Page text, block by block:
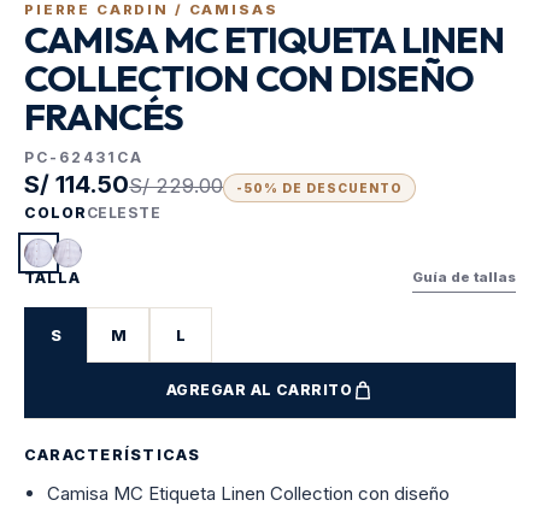
PIERRE CARDIN / CAMISAS
CAMISA MC ETIQUETA LINEN
COLLECTION CON DISEÑO
FRANCÉS
PC-62431CA
S/ 114.50S/ 229.00 - 50 % DE DESCUENTO
COLORCELESTE
TALLA Guía de tallas
S M L
AGREGAR AL CARRITO
CARACTERÍSTICAS
Camisa MC Etiqueta Linen Collection con diseño